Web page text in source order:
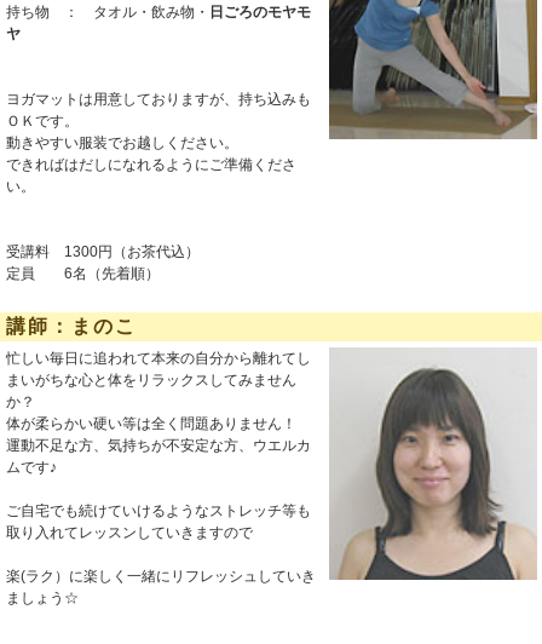
持ち物 ： タオル・飲み物・ 日ごろのモヤモ
ヤ
ヨガマットは用意しておりますが、持ち込みも
ＯＫです。
動きやすい服装でお越しください。
できればはだしになれるようにご準備くださ
い。
受講料 1300円（お茶代込）
定員 6名（先着順）
講師：まのこ
忙しい毎日に追われて本来の自分から離れてし
まいがちな心と体をリラックスしてみません
か？
体が柔らかい硬い等は全く問題ありません！
運動不足な方、気持ちが不安定な方、ウエルカ
ムです♪
ご自宅でも続けていけるようなストレッチ等も
取り入れてレッスンしていきますので
楽(ラク）に楽しく一緒にリフレッシュしていき
ましょう☆